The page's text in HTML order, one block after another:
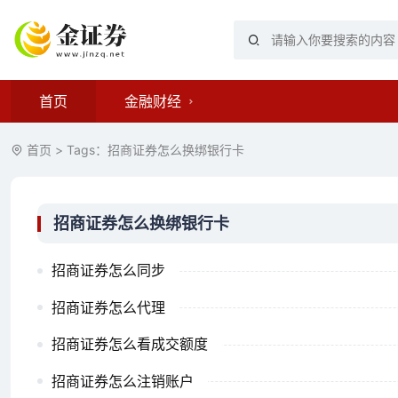
首页 金融财经
首页 > Tags：招商证券怎么换绑银行卡
招商证券怎么换绑银行卡
招商证券怎么同步
招商证券怎么代理
招商证券怎么看成交额度
招商证券怎么注销账户